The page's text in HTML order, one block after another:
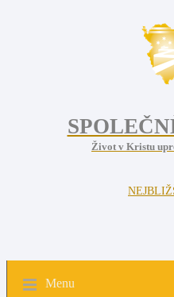
Život v Kristu
Menu